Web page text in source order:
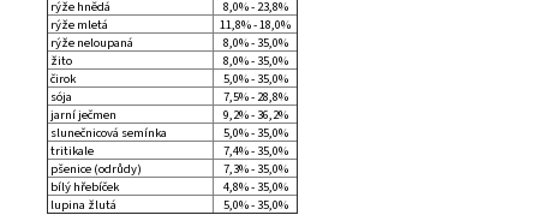
rýže hnědá
8,0% - 23,8%
rýže mletá
11,8% - 18,0%
rýže neloupaná
8,0% - 35,0%
žito
8,0% - 35,0%
čirok
5,0% - 35,0%
sója
7,5% - 28,8%
jarní ječmen
9,2% - 36,2%
slunečnicová semínka
5,0% - 35,0%
tritikale
7,4% - 35,0%
pšenice (odrůdy)
7,3% - 35,0%
bílý hřebíček
4,8% - 35,0%
lupina žlutá
5,0% - 35,0%